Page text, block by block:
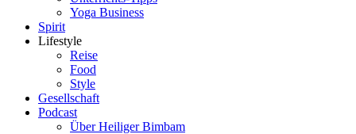
Yoga Business
Spirit
Lifestyle
Reise
Food
Style
Gesellschaft
Podcast
Über Heiliger Bimbam